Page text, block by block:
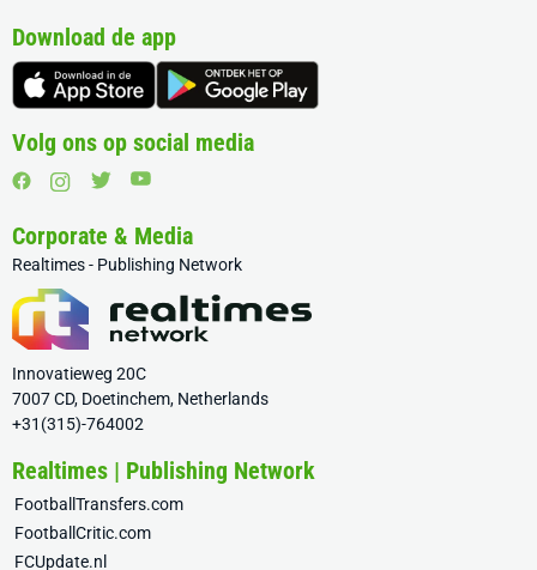
Download de app
Volg ons op social media
Corporate & Media
Realtimes - Publishing Network
Innovatieweg 20C
7007 CD, Doetinchem, Netherlands
+31(315)-764002
Realtimes | Publishing Network
FootballTransfers.com
FootballCritic.com
FCUpdate.nl